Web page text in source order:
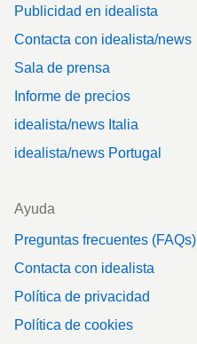
Publicidad en idealista
Contacta con idealista/news
Sala de prensa
Informe de precios
idealista/news Italia
idealista/news Portugal
Ayuda
Preguntas frecuentes (FAQs)
Contacta con idealista
Política de privacidad
Política de cookies